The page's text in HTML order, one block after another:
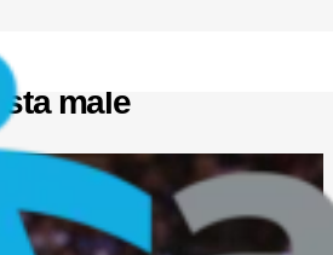
salute non
male